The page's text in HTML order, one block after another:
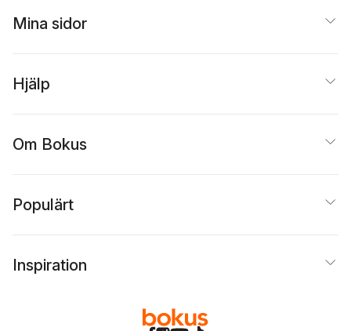
Mina sidor
Hjälp
Om Bokus
Populärt
Inspiration